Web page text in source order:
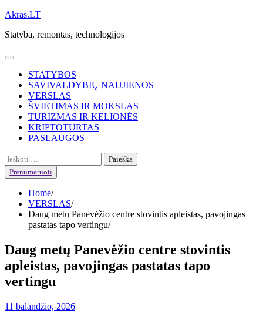
Skip
content
Akras.LT
Statyba, remontas, technologijos
STATYBOS
SAVIVALDYBIŲ NAUJIENOS
VERSLAS
ŠVIETIMAS IR MOKSLAS
TURIZMAS IR KELIONĖS
KRIPTOTURTAS
PASLAUGOS
Ieškoti:
Prenumeruoti
Home
VERSLAS
Daug metų Panevėžio centre stovintis apleistas, pavojingas
pastatas tapo vertingu
Daug metų Panevėžio centre stovintis
apleistas, pavojingas pastatas tapo
vertingu
11 balandžio, 2026